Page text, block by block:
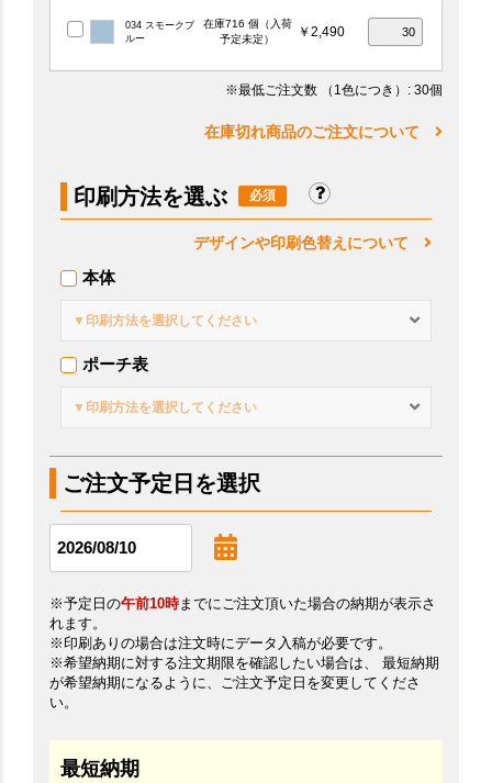
034 スモークブ
ルー
在庫716 個（入荷
予定未定）
￥2,490
※最低ご注文数 （1色につき） : 30個
在庫切れ商品のご注文について
印刷方法を選ぶ
デザインや印刷色替えについて
本体
▼印刷方法を選択してください
ポーチ表
▼印刷方法を選択してください
ご注文予定日を選択
※予定日の午前10時までにご注文頂いた場合の納期が表示さ
れます。
※印刷ありの場合は注文時にデータ入稿が必要です。
※希望納期に対する注文期限を確認したい場合は、 最短納期
が希望納期になるように、ご注文予定日を変更してくださ
い。
最短納期